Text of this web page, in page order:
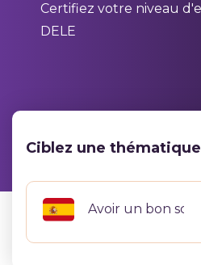
Certifiez votre niveau
DELE
Ciblez une thématique
Avoir un bon